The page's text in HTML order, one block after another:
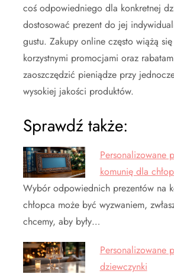
coś odpowiedniego dla konkretnej
dostosować prezent do jej
gustu. Zakupy online często wiążą
korzystnymi promocjami oraz
zaoszczędzić pieniądze przy
wysokiej jakości produktów.
Sprawdź także:
Personalizowane
komunię dla
Wybór odpowiednich prezentów na
chłopca może być wyzwaniem,
chcemy, aby były…
Personalizowane
dziewczynki